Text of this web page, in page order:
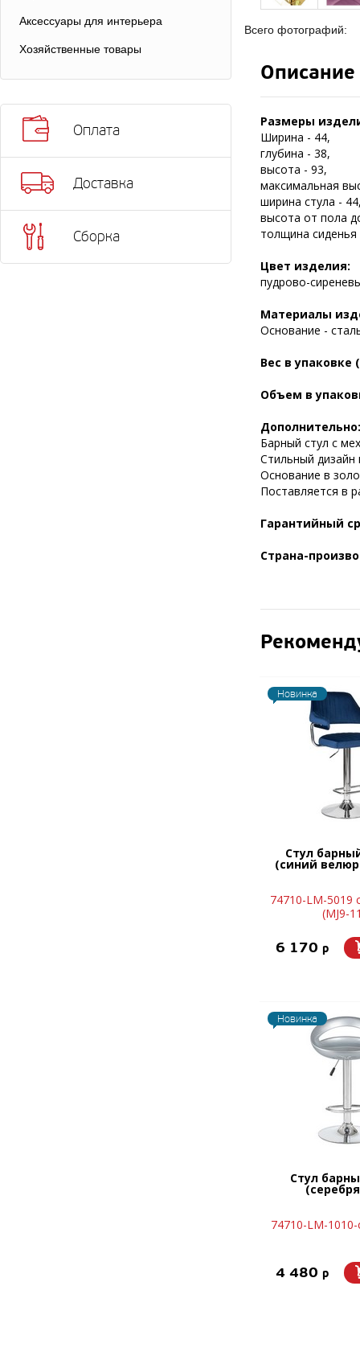
Аксессуары для интерьера
Хозяйственные товары
Оплата
Доставка
Сборка
Всего фотографий:
Описание
Размеры
Ширина - 44,
глубина - 38,
высота - 93,
максимальная
ширина стула -
высота от пола
толщина сиденья
Цвет изделия:
пудрово-
Материалы
Основание -
Вес в упаковке
Объем в
Дополнительно:
Барный стул с
Стильный дизайн
Основание в
Поставляется в
Гарантийный
Страна-
Новинка
Стул
(синий велюр
74710-LM-5019
(MJ9-
6 170 p
Новинка
Стул
74710-LM-
4 480 p